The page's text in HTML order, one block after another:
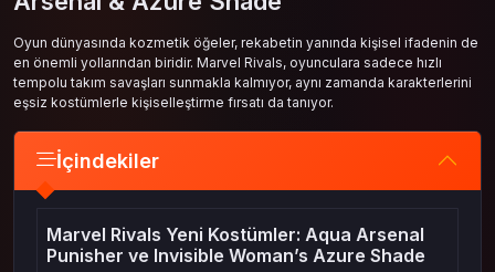
Oyun dünyasında kozmetik öğeler, rekabetin yanında kişisel ifadenin de
en önemli yollarından biridir. Marvel Rivals, oyunculara sadece hızlı
tempolu takım savaşları sunmakla kalmıyor, aynı zamanda karakterlerini
eşsiz kostümlerle kişiselleştirme fırsatı da tanıyor.
İçindekiler
Marvel Rivals Yeni Kostümler: Aqua Arsenal
Punisher ve Invisible Woman’s Azure Shade